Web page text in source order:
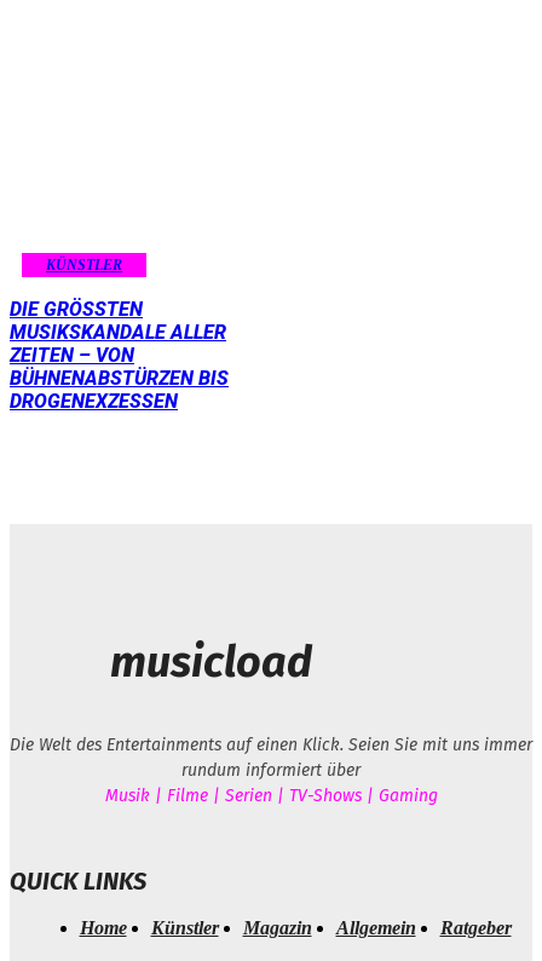
KÜNSTLER
DIE GRÖSSTEN M
USIKSKANDALE ALLER Z
EITEN – VON B
ÜHNENABSTÜRZEN BIS D
ROGENEXZESSEN
musicload
Die Welt des Entertainments auf einen Klick. Seien Sie mit uns immer
rundum informiert über
Musik | Filme | Serien | TV-Shows | Gaming
QUICK LINKS
Home Künstler Magazin Allgemein Ratgeber